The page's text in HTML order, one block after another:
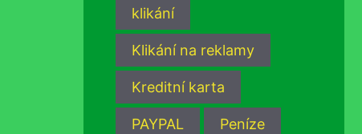
klikání
Klikání na reklamy
Kreditní karta
PAYPAL Peníze